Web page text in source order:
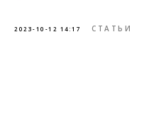
2023-10-12 14:17 СТАТЬИ